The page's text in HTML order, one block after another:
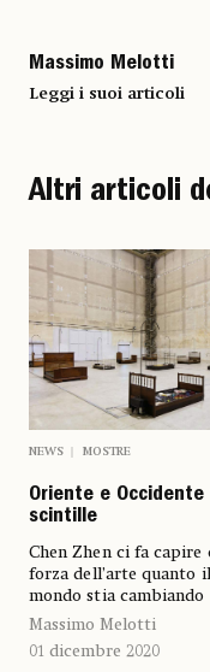
Massimo Melotti
Leggi i suoi articoli
Altri articoli
NEWS MOSTRE
Oriente e Occidente
scintille
Chen Zhen ci fa capire
forza dell’arte quanto il
mondo stia cambiando
Massimo Melotti
01 dicembre 2020